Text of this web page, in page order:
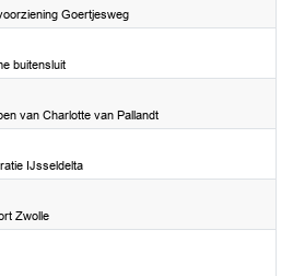
Goertjesweg
buitensluit
van Charlotte van Pallandt
IJsseldelta
Zwolle